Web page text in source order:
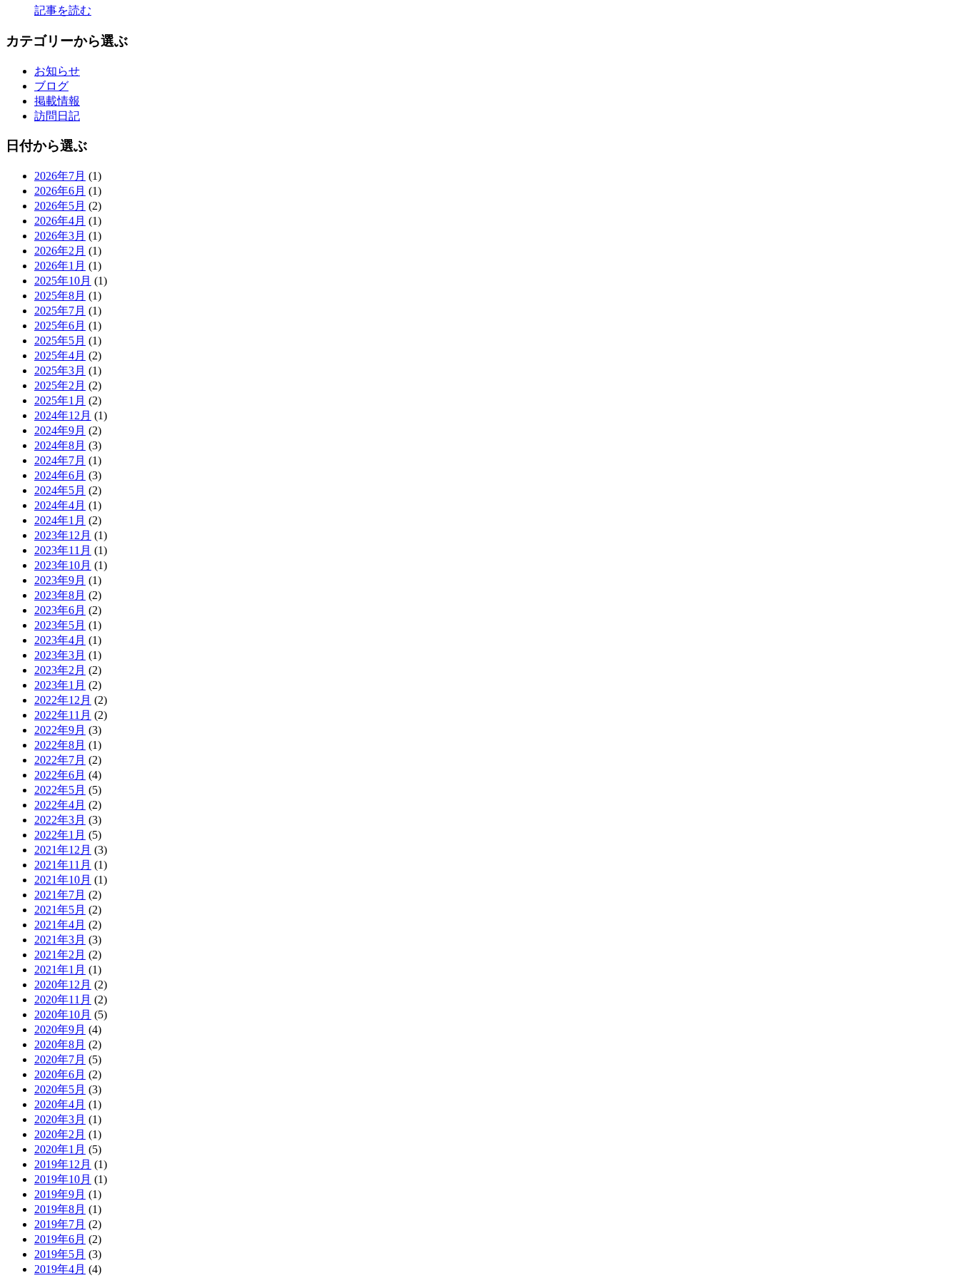
記事を読む
カテゴリーから選ぶ
お知らせ
ブログ
掲載情報
訪問日記
日付から選ぶ
2026年7月 (1)
2026年6月 (1)
2026年5月 (2)
2026年4月 (1)
2026年3月 (1)
2026年2月 (1)
2026年1月 (1)
2025年10月 (1)
2025年8月 (1)
2025年7月 (1)
2025年6月 (1)
2025年5月 (1)
2025年4月 (2)
2025年3月 (1)
2025年2月 (2)
2025年1月 (2)
2024年12月 (1)
2024年9月 (2)
2024年8月 (3)
2024年7月 (1)
2024年6月 (3)
2024年5月 (2)
2024年4月 (1)
2024年1月 (2)
2023年12月 (1)
2023年11月 (1)
2023年10月 (1)
2023年9月 (1)
2023年8月 (2)
2023年6月 (2)
2023年5月 (1)
2023年4月 (1)
2023年3月 (1)
2023年2月 (2)
2023年1月 (2)
2022年12月 (2)
2022年11月 (2)
2022年9月 (3)
2022年8月 (1)
2022年7月 (2)
2022年6月 (4)
2022年5月 (5)
2022年4月 (2)
2022年3月 (3)
2022年1月 (5)
2021年12月 (3)
2021年11月 (1)
2021年10月 (1)
2021年7月 (2)
2021年5月 (2)
2021年4月 (2)
2021年3月 (3)
2021年2月 (2)
2021年1月 (1)
2020年12月 (2)
2020年11月 (2)
2020年10月 (5)
2020年9月 (4)
2020年8月 (2)
2020年7月 (5)
2020年6月 (2)
2020年5月 (3)
2020年4月 (1)
2020年3月 (1)
2020年2月 (1)
2020年1月 (5)
2019年12月 (1)
2019年10月 (1)
2019年9月 (1)
2019年8月 (1)
2019年7月 (2)
2019年6月 (2)
2019年5月 (3)
2019年4月 (4)